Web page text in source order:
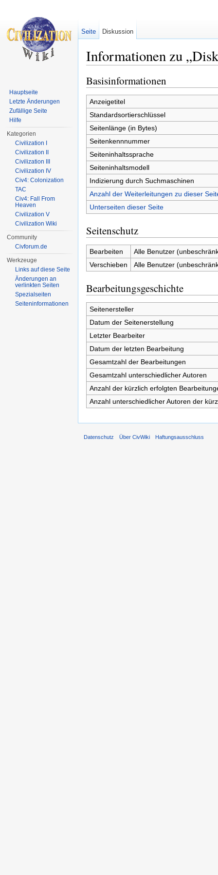
Informationen zu
Basisinformationen
Anzeigetitel
Standardsortierschlüssel
Seitenlänge (in Bytes)
Seitenkennnummer
Seiteninhaltssprache
Seiteninhaltsmodell
Indizierung durch Suchmaschinen
Anzahl der Weiterleitungen zu dieser
Unterseiten dieser Seite
Seitenschutz
Bearbeiten
Alle Benutzer
Verschieben
Alle Benutzer
Bearbeitungsgeschichte
Seitenersteller
Datum der Seitenerstellung
Letzter Bearbeiter
Datum der letzten Bearbeitung
Gesamtzahl der Bearbeitungen
Gesamtzahl unterschiedlicher Autoren
Anzahl der kürzlich erfolgten
Anzahl unterschiedlicher Autoren der
Seite Diskussion
Hauptseite
Letzte Änderungen
Zufällige Seite
Hilfe
Kategorien
Civilization I
Civilization II
Civilization III
Civilization IV
Civ4: Colonization
TAC
Civ4: Fall From
Heaven
Civilization V
Civilization Wiki
Community
Civforum.de
Werkzeuge
Links auf diese Seite
Änderungen an
verlinkten Seiten
Spezialseiten
Seiten­informationen
Datenschutz Über CivWiki Haftungsausschluss